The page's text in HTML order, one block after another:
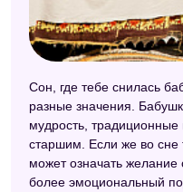
Сон, где тебе снилась
разные значения.
мудрость, традиционные
старшим. Если же во сне
может означать
более эмоциональный